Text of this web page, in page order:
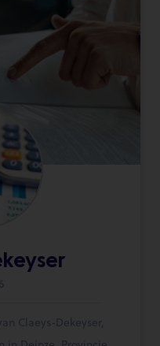
Claeys-Dekeyser,